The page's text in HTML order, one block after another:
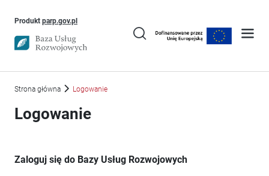
Produkt parp.gov.plUwaga, link otworzy się w nowym oknie
Strona główna Logowanie
Logowanie
Zaloguj się do Bazy Usług Rozwojowych